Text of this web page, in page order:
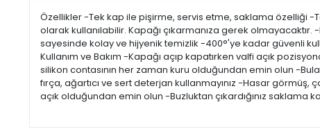
Özellikler -Tek kap ile pişirme, servis etme, saklama özelliği
olarak kullanılabilir. Kapağı çıkarmanıza gerek
sayesinde kolay ve hijyenik temizlik -400°'ye kadar güvenli
Kullanım ve Bakım -Kapağı açıp kapatırken valfi açık
silikon contasının her zaman kuru olduğundan emin olun -
fırça, ağartıcı ve sert deterjan kullanmayınız -Hasar görmüş,
açık olduğundan emin olun -Buzluktan çıkardığınız saklama